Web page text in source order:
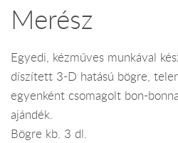
Merész
Egyedi, kézműves munkával
díszített 3-D hatású bögre,
egyenként csomagolt bon-
ajándék.
Bögre kb. 3 dl.